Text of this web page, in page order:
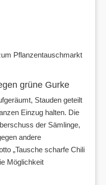
Pflanzentauschmarkt
grüne Gurke
Stauden geteilt
Einzug halten. Die
der Sämlinge,
andere
„Tausche scharfe Chili
Möglichkeit